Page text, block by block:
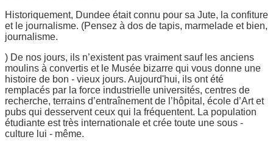
Historiquement, Dundee était connu pour sa Jute, la confiture
et le journalisme. (Pensez à dos de tapis, marmelade et bien,
journalisme.
) De nos jours, ils n’existent pas vraiment sauf les anciens
moulins à convertis et le Musée bizarre qui vous donne une
histoire de bon - vieux jours. Aujourd'hui, ils ont été
remplacés par la force industrielle universités, centres de
recherche, terrains d’entraînement de l’hôpital, école d’Art et
pubs qui desservent ceux qui la fréquentent. La population
étudiante est très internationale et crée toute une sous -
culture lui - même.